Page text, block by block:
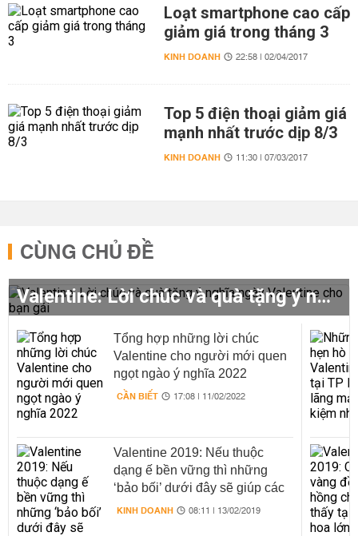
Loạt smartphone cao cấp
giảm giá trong tháng 3
KINH DOANH 22:58 | 02/04/2017
Top 5 điện thoại giảm giá
mạnh nhất trước dịp 8/3
KINH DOANH 11:30 | 07/03/2017
CÙNG CHỦ ĐỀ
Valentine: Lời chúc và quà tặng ý nghĩa ngày Valentine cho bạn gái
Tổng hợp những lời chúc
Valentine cho người mới quen
ngọt ngào ý nghĩa 2022
CẦN BIẾT 17:08 | 11/02/2022
Valentine 2019: Nếu thuộc
dạng ế bền vững thì những
‘bảo bối’ dưới đây sẽ giúp các
bạn thoát ế ngay trong năm nay
KINH DOANH 08:11 | 13/02/2019